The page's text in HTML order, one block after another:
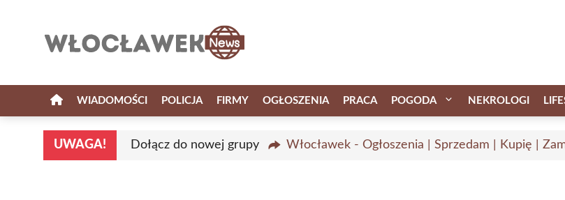
WIADOMOŚCI POLICJA FIRMY OGŁOSZENIA PRACA POGODA NEKROLOGI
UWAGA! Dołącz do nowej grupy Włocławek - Ogłoszenia | Sprzedam | Kupię |